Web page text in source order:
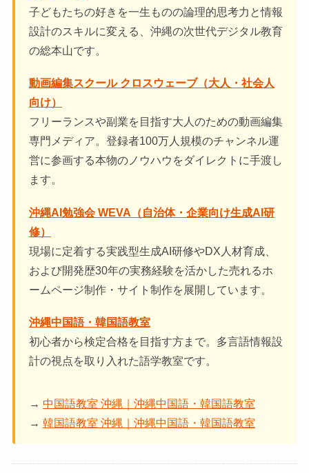
子どもたちの好きを一生ものの論理的思考力と情報
設計のスキルに変える、沖縄の次世代デジタル教育
の総本山です。
動画編集スクール クロスウェーブ（大人・社会人
向け）
フリーランスや副業を目指す大人のための動画編集
専門メディア。登録者100万人規模のチャンネル運
営に参画する本物のノウハウをダイレクトに手渡し
ます。
沖縄AI勉強会 WEVA（自治体・企業向け生成AI研
修）
現場に定着する実践型生成AI研修やDX人材育成、
および開発歴30年の実務経験を活かした売れるホ
ームページ制作・サイト制作を展開しています。
沖縄中国語・韓国語教室
初心者から検定合格を目指す方まで。多言語情報設
計の視点を取り入れた語学教室です。
→ 中国語教室 沖縄｜沖縄中国語・韓国語教室
→ 韓国語教室 沖縄｜沖縄中国語・韓国語教室